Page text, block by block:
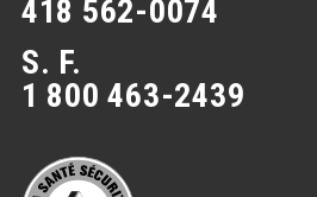
418 562-0074
S. F.
1 800 463-2439